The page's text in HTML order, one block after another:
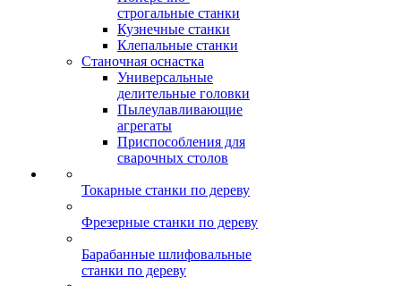
строгальные станки
Кузнечные станки
Клепальные станки
Станочная оснастка
Универсальные
делительные головки
Пылеулавливающие
агрегаты
Приспособления для
сварочных столов
Токарные станки по дереву
Фрезерные станки по дереву
Барабанные шлифовальные
станки по дереву